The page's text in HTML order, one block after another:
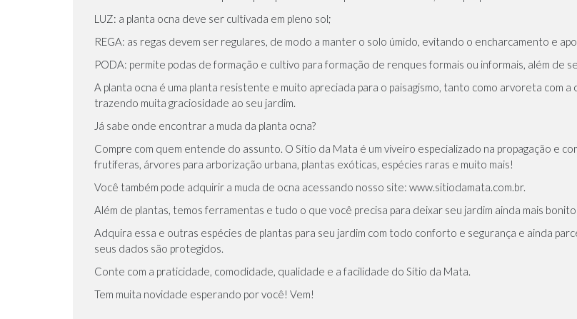
LUZ: a planta ocna deve ser cultivada em pleno sol;
REGA: as regas devem ser regulares, de modo a manter o solo úmido, evitando o encharcamento e
PODA: permite podas de formação e cultivo para formação de renques formais ou informais, além de
A planta ocna é uma planta resistente e muito apreciada para o paisagismo, tanto como arvoreta com
trazendo muita graciosidade ao seu jardim.
Já sabe onde encontrar a muda da planta ocna?
Compre com quem entende do assunto. O Sítio da Mata é um viveiro especializado na propagação e
frutíferas, árvores para arborização urbana, plantas exóticas, espécies raras e muito mais!
Você também pode adquirir a muda de ocna acessando nosso site: www.sitiodamata.com.br.
Além de plantas, temos ferramentas e tudo o que você precisa para deixar seu jardim ainda mais
Adquira essa e outras espécies de plantas para seu jardim com todo conforto e segurança e ainda
seus dados são protegidos.
Conte com a praticidade, comodidade, qualidade e a facilidade do Sítio da Mata.
Tem muita novidade esperando por você! Vem!